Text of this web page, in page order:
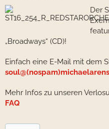
Der
„Broadways“ (CD)!
Einfach eine E-Mail mit dem
Mehr Infos zu unseren
FAQ